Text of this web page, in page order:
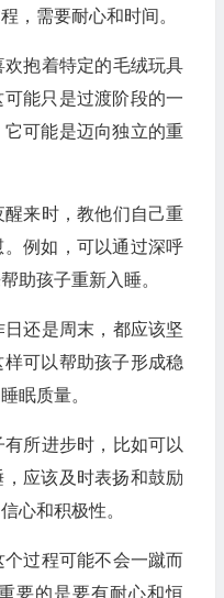
，需要耐心和时间。
抱着特定的毛绒玩具
能只是过渡阶段的一
可能是迈向独立的重
来时，教他们自己重
例如，可以通过深呼
助孩子重新入睡。
还是周末，都应该坚
可以帮助孩子形成稳
眠质量。
所进步时，比如可以
应该及时表扬和鼓励
心和积极性。
过程可能不会一蹴而
要的是要有耐心和恒